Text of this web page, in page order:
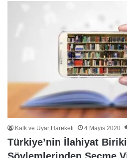
Kalk ve Uyar Hareketi 4 Mayıs 2020
Türkiye’nin İlahiyat
Söylemlerinden Seçme